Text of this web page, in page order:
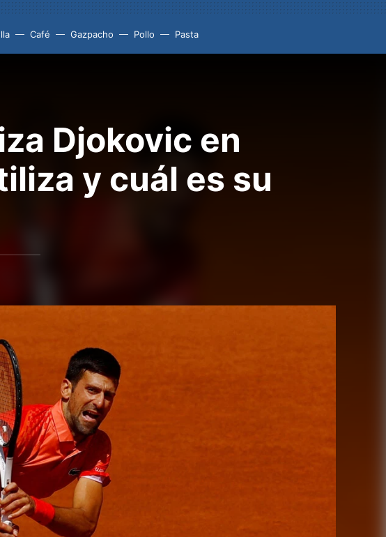
Café Gazpacho Pollo Pasta
Djokovic en
y cuál es su